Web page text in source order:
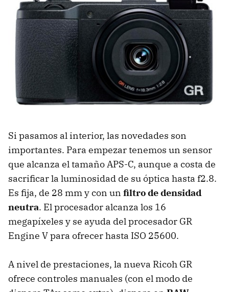
Si pasamos al interior, las novedades son
importantes. Para empezar tenemos un sensor
que alcanza el tamaño APS-C, aunque a costa de
sacrificar la luminosidad de su óptica hasta f2.8.
Es fija, de 28 mm y con un filtro de densidad
neutra. El procesador alcanza los 16
megapíxeles y se ayuda del procesador GR
Engine V para ofrecer hasta ISO 25600.
A nivel de prestaciones, la nueva Ricoh GR
ofrece controles manuales (con el modo de